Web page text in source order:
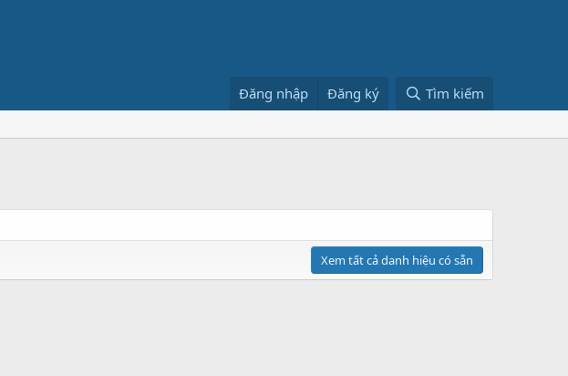
Đăng nhập Đăng ký Tìm kiếm
Xem tất cả danh hiệu có sẵn